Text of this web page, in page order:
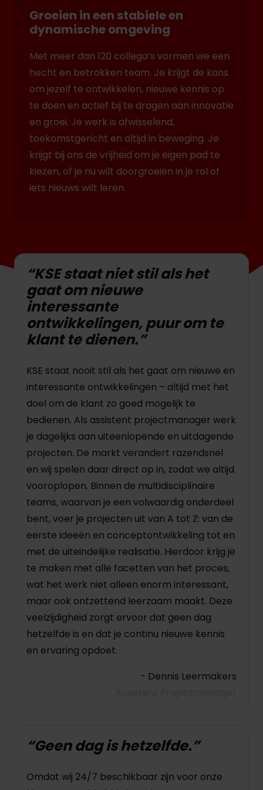
Groeien in een stabiele en
dynamische omgeving
Met meer dan 120 collega’s vormen we een
hecht en betrokken team. Je krijgt de kans
om jezelf te ontwikkelen, nieuwe kennis op
te doen en actief bij te dragen aan innovatie
en groei. Je werk is afwisselend,
toekomstgericht en altijd in beweging. Je
krijgt bij ons de vrijheid om je eigen pad te
kiezen, of je nu wilt doorgroeien in je rol of
iets nieuws wilt leren.
“KSE staat niet stil als het
gaat om nieuwe
interessante
ontwikkelingen, puur om te
klant te dienen.”
KSE staat nooit stil als het gaat om nieuwe en
interessante ontwikkelingen – altijd met het
doel om de klant zo goed mogelijk te
bedienen. Als assistent projectmanager werk
je dagelijks aan uiteenlopende en uitdagende
projecten. De markt verandert razendsnel
en wij spelen daar direct op in, zodat we altijd
vooroplopen. Binnen de multidisciplinaire
teams, waarvan je een volwaardig onderdeel
bent, voer je projecten uit van A tot Z: van de
eerste ideeën en conceptontwikkeling tot en
met de uiteindelijke realisatie. Hierdoor krijg je
te maken met alle facetten van het proces,
wat het werk niet alleen enorm interessant,
maar ook ontzettend leerzaam maakt. Deze
veelzijdigheid zorgt ervoor dat geen dag
hetzelfde is en dat je continu nieuwe kennis
en ervaring opdoet.
- Dennis Leermakers
“Geen dag is hetzelfde.”
Omdat wij 24/7 beschikbaar zijn voor onze